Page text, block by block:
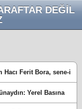
DEĞİL
Ferit Bora, sene-i
Yerel Basına